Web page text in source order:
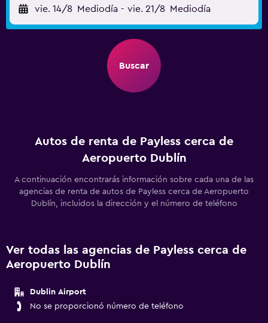
vie. 14/8 Mediodía - vie. 21/8 Mediodía
Buscar
Autos de renta de Payless cerca de
Aeropuerto Dublín
A continuación encontrarás información sobre cada una de las
agencias de renta de autos de Payless cerca de Aeropuerto
Dublín, incluidos la dirección y el número de teléfono
Ver todas las agencias de Payless cerca de
Aeropuerto Dublín
Dublin Airport
No se proporcionó número de teléfono